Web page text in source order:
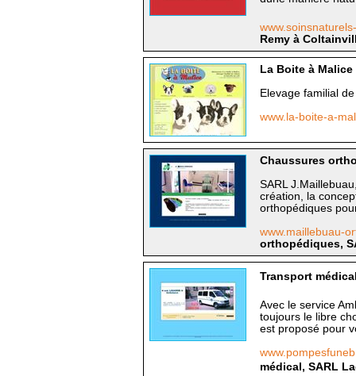
Remy à
La Boite à Malice
Elevage familial
www.la-boite-a-
Chaussures
SARL
création, la
orthopédiques
www.maillebuau-
orthopédiques,
Transport
Avec le service
toujours le libre
est proposé pour
médical, SARL